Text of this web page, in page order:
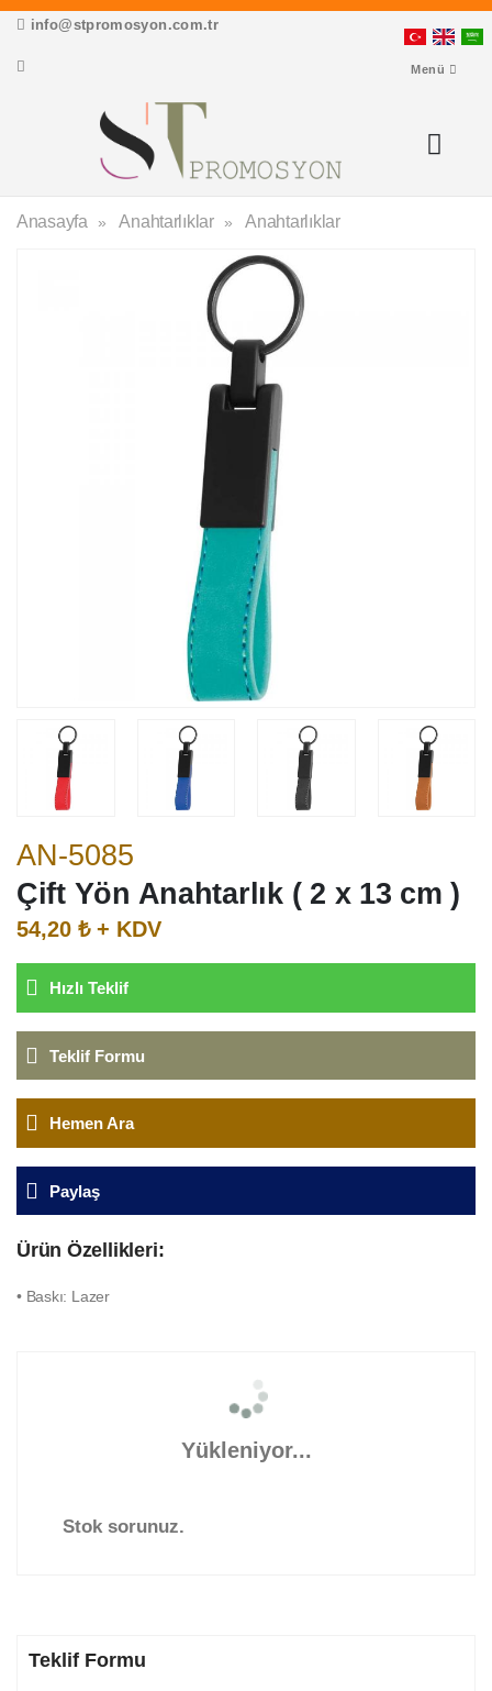
info@stpromosyon.com.tr
Menü
Anasayfa Anahtarlıklar Anahtarlıklar
AN-5085
Çift Yön Anahtarlık ( 2 x 13 cm )
54,20 ₺ + KDV
Hızlı Teklif
Teklif Formu
Hemen Ara
Paylaş
Ürün Özellikleri:
• Baskı: Lazer
Yükleniyor...
Stok sorunuz.
Teklif Formu